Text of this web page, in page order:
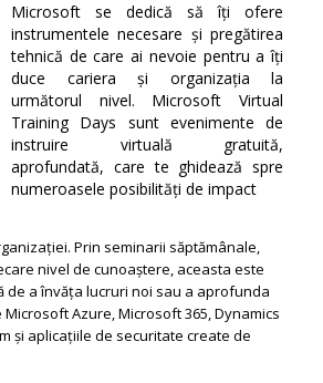
Microsoft se dedică să îți ofere
instrumentele necesare și pregătirea
tehnică de care ai nevoie pentru a îți
duce cariera și organizația la
următorul nivel. Microsoft Virtual
Training Days sunt evenimente de
instruire virtuală gratuită,
aprofundată, care te ghidează spre
numeroasele posibilități de impact
Prin seminarii săptămânale,
nivel de cunoaștere, aceasta este
de a învăța lucruri noi sau a aprofunda
Azure, Microsoft 365, Dynamics
și aplicațiile de securitate create de